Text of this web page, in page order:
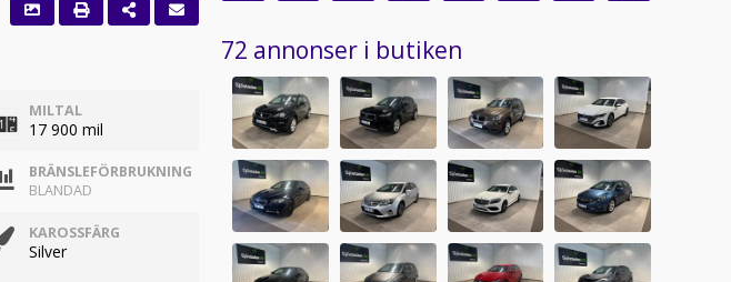
MILTAL
17 900 mil
BRÄNSLEFÖRBRUKNING
BLANDAD
KAROSSFÄRG
Silver
72 annonser i butiken